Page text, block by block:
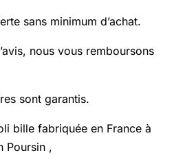
sans minimum d’achat.
nous vous remboursons
sont garantis.
bille fabriquée en France à
Poursin ,